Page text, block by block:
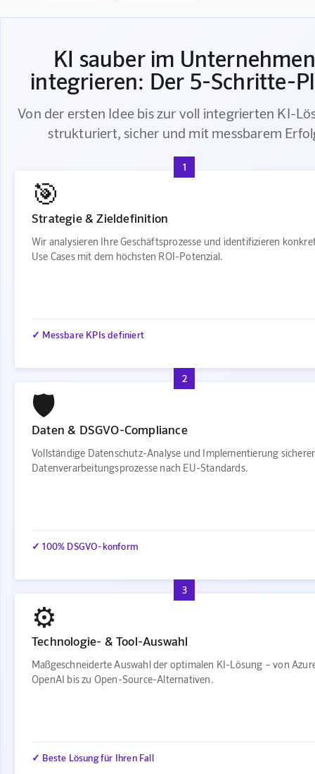
KI sauber im Unternehmen
integrieren: Der 5-Schritte-
Von der ersten Idee bis zur voll integrierten KI-
strukturiert, sicher und mit messbarem
1
🎯
Strategie & Zieldefinition
Wir analysieren Ihre Geschäftsprozesse und identifizieren
Use Cases mit dem höchsten ROI-Potenzial.
✓ Messbare KPIs definiert
2
🛡️
Daten & DSGVO-Compliance
Vollständige Datenschutz-Analyse und Implementierung sicherer
Datenverarbeitungsprozesse nach EU-Standards.
✓ 100% DSGVO-konform
3
⚙️
Technologie- & Tool-Auswahl
Maßgeschneiderte Auswahl der optimalen KI-Lösung – von
OpenAI bis zu Open-Source-Alternativen.
✓ Beste Lösung für Ihren Fall